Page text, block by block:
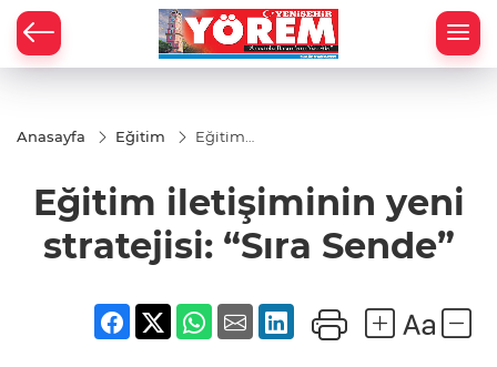
Anasayfa Eğitim
Eğitim
stratejisi:
“Sıra
Sende”
Eğitim iletişiminin yeni
stratejisi: “Sıra Sende”